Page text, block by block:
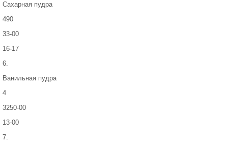
Сахарная пудра
490
33-00
16-17
6.
Ванильная пудра
4
3250-00
13-00
7.